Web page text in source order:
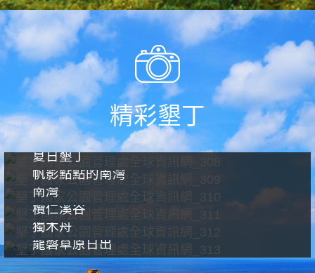
精彩墾丁
夏日墾丁
帆影點點的南灣
南灣
欖仁溪谷
獨木舟
龍磐草原日出